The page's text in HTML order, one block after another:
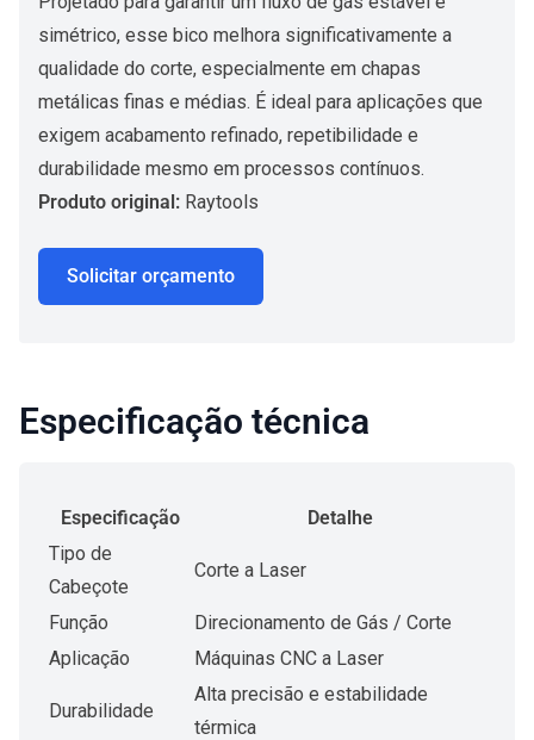
simétrico, esse bico melhora significativamente a
qualidade do corte, especialmente em chapas
metálicas finas e médias. É ideal para aplicações que
exigem acabamento refinado, repetibilidade e
durabilidade mesmo em processos contínuos.
Produto original: Raytools
Solicitar orçamento
Especificação técnica
Especificação
Detalhe
Tipo de
Cabeçote
Corte a Laser
Função
Direcionamento de Gás / Corte
Aplicação
Máquinas CNC a Laser
Durabilidade
Alta precisão e estabilidade
térmica